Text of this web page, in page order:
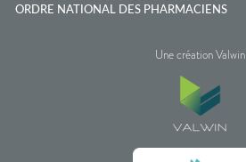
ORDRE NATIONAL DES PHARMACIENS
Une création Valwin